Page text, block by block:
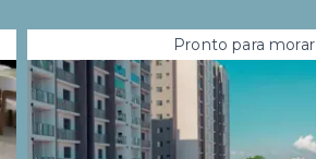
Pronto para morar